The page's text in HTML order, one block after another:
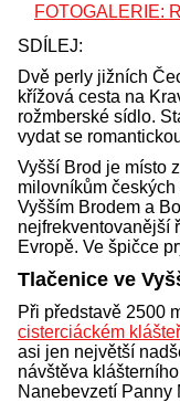
FOTOGALERIE:
SDÍLEJ:
Dvě perly jižních
křížová cesta na
rožmberské sídlo.
vydat se
Vyšší Brod je místo
milovníkům
Vyšším Brodem a
nejfrekventovanější
Evropě. Ve špičce
Tlačenice ve
Při představě 2500
cisterciáckém
asi jen největší
návštěva
Nanebevzetí Panny